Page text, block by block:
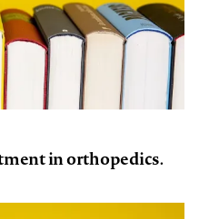
in orthopedics.